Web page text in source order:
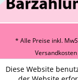
* Alle Preise inkl.
Versandkosten
Diese Website